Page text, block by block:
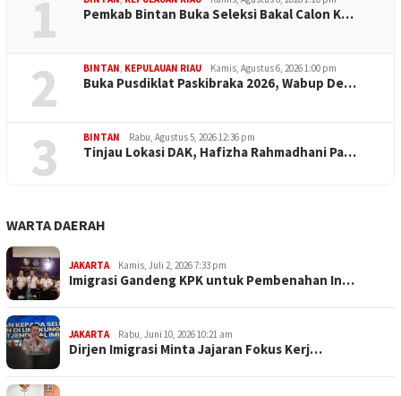
1 Pemkab Bintan Buka Seleksi Bakal Calon K…
2 BINTAN, KEPULAUAN RIAU Kamis, Agustus 6, 2026 1:00 pm
Buka Pusdiklat Paskibraka 2026, Wabup De…
3 BINTAN Rabu, Agustus 5, 2026 12:36 pm
Tinjau Lokasi DAK, Hafizha Rahmadhani Pa…
WARTA DAERAH
JAKARTA Kamis, Juli 2, 2026 7:33 pm
Imigrasi Gandeng KPK untuk Pembenahan In…
JAKARTA Rabu, Juni 10, 2026 10:21 am
Dirjen Imigrasi Minta Jajaran Fokus Kerj…